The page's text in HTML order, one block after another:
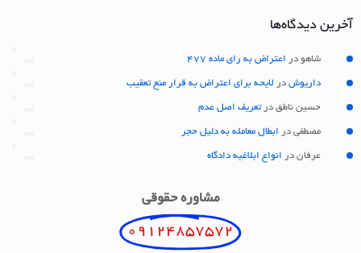
آخرین دیدگاه‌ها
شاهو در اعتراض به رای ماده 477
داریوش در لایحه برای اعتراض به قرار منع تعقیب
حسین ناطق درتعریف اصل عدم
مصطفی در ابطال معامله به دلیل حجر
عرفان در انواع ابلاغیه دادگاه
مشاوره حقوقی
09124857572